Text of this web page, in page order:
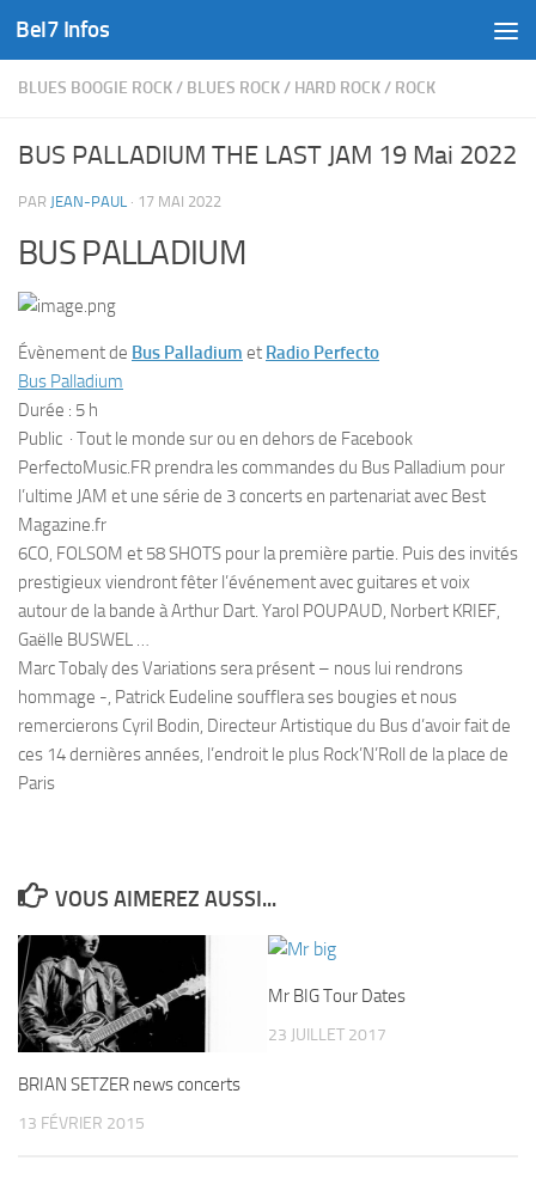
Skip to content
Bel7 Infos
BLUES BOOGIE ROCK/ BLUES ROCK/ HARD ROCK/ ROCK
BUS PALLADIUM THE LAST JAM 19 Mai 2022
PAR JEAN-PAUL · 17 MAI 2022
BUS PALLADIUM
Évènement de Bus Palladium et Radio Perfecto
Bus Palladium
Durée : 5 h
Public · Tout le monde sur ou en dehors de Facebook
PerfectoMusic.FR prendra les commandes du Bus Palladium pour
l’ultime JAM et une série de 3 concerts en partenariat avec Best
Magazine.fr
6CO, FOLSOM et 58 SHOTS pour la première partie. Puis des invités
prestigieux viendront fêter l’événement avec guitares et voix
autour de la bande à Arthur Dart. Yarol POUPAUD, Norbert KRIEF,
Gaëlle BUSWEL …
Marc Tobaly des Variations sera présent – nous lui rendrons
hommage -, Patrick Eudeline soufflera ses bougies et nous
remercierons Cyril Bodin, Directeur Artistique du Bus d’avoir fait de
ces 14 dernières années, l’endroit le plus Rock’N’Roll de la place de
Paris
VOUS AIMEREZ AUSSI...
BRIAN SETZER news concerts
13 FÉVRIER 2015
Mr BIG Tour Dates
23 JUILLET 2017